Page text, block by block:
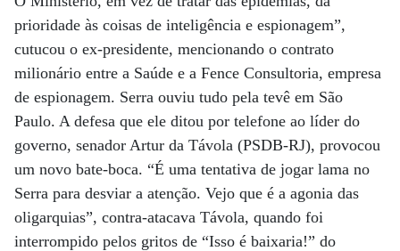
prioridade às coisas de inteligência e espionagem”,
cutucou o ex-presidente, mencionando o contrato
milionário entre a Saúde e a Fence Consultoria, empresa
de espionagem. Serra ouviu tudo pela tevê em São
Paulo. A defesa que ele ditou por telefone ao líder do
governo, senador Artur da Távola (PSDB-RJ), provocou
um novo bate-boca. “É uma tentativa de jogar lama no
Serra para desviar a atenção. Vejo que é a agonia das
oligarquias”, contra-atacava Távola, quando foi
interrompido pelos gritos de “Isso é baixaria!” do